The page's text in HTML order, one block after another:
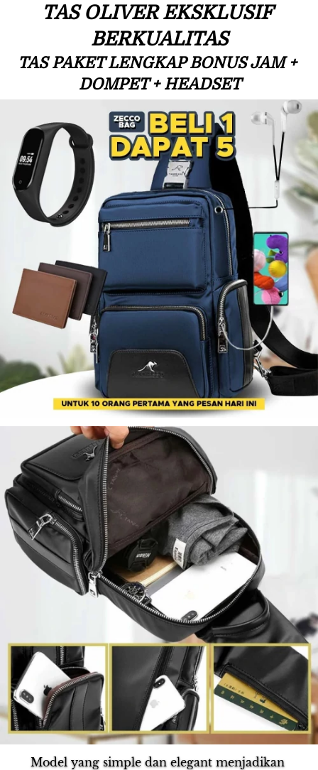
TAS OLIVER EKSKLUSIF
BERKUALITAS
TAS PAKET LENGKAP BONUS JAM +
DOMPET + HEADSET
Model yang simple dan elegant menjadikan